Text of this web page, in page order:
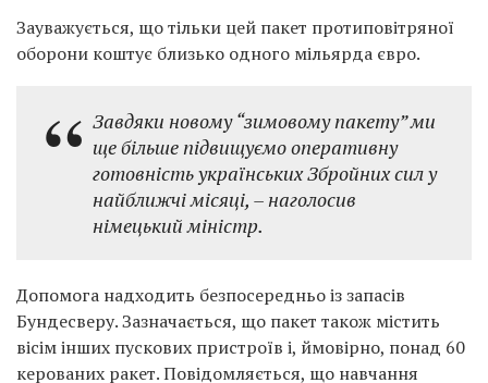
Зауважується, що тільки цей пакет протиповітряної
оборони коштує близько одного мільярда євро.
Завдяки новому “зимовому пакету” ми
ще більше підвищуємо оперативну
готовність українських Збройних сил у
найближчі місяці, – наголосив
німецький міністр.
Допомога надходить безпосередньо із запасів
Бундесверу. Зазначається, що пакет також містить
вісім інших пускових пристроїв і, ймовірно, понад 60
керованих ракет. Повідомляється, що навчання